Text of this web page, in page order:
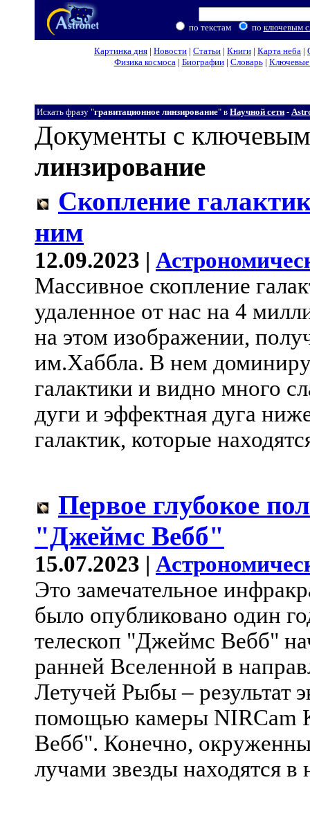
по текстам по ключевым
Картинка дня | Новости | Статьи | Книги | Карта неба |
Физика космоса| Биографии| Словарь| Ключевые
Искать фразу "гравитационное линзирование" в Научной сети -
Документы с
линзирование
Скопление
ним
12.09.2023 |
Массивное скопление
удаленное от нас на 4
на этом изображении,
им.Хаббла. В нем
галактики и видно много
дуги и эффектная дуга
галактик, которые
Первое глубокое
"Джеймс Вебб"
15.07.2023 |
Это замечательное
было опубликовано один
телескоп "Джеймс Вебб"
ранней Вселенной в
Летучей Рыбы – результат
помощью камеры NIRCam
Вебб". Конечно,
лучами звезды находятся